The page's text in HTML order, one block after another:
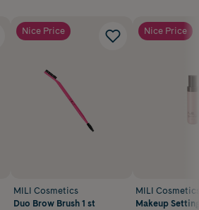
Nice Price
MILI Cosmetics
Duo Brow Brush 1 st
Nice Price
MILI
Makeup